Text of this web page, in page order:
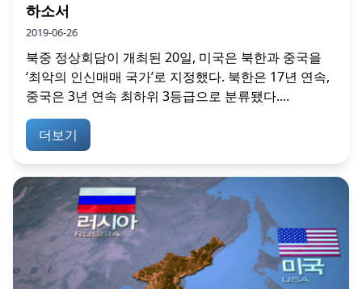
하소서
2019-06-26
북중 정상회담이 개최된 20일, 미국은 북한과 중국을
‘최악의 인신매매 국가’로 지정했다. 북한은 17년 연속,
중국은 3년 연속 최하위 3등급으로 분류됐다....
더보기